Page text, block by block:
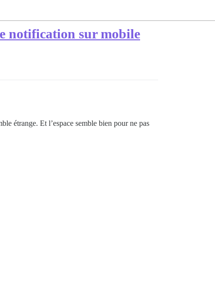
notification sur mobile
étrange. Et l’espace semble bien pour ne pas